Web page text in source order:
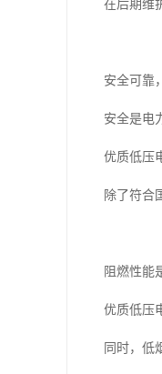
在后期维
安全可靠
安全是电
优质低压
除了符合
阻燃性能
优质低压
同时，低